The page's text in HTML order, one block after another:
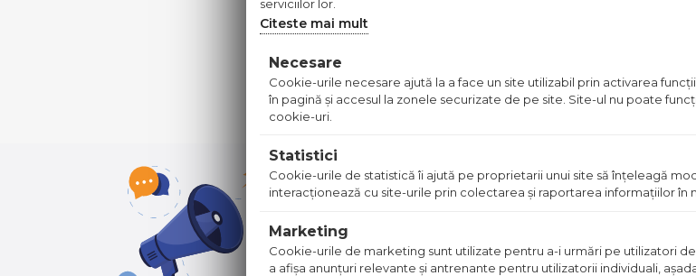
OPTISTEP 70X120CM
Vezi detalii Vezi
Fii primul care afla
serviciilor lor.
Citeste mai mult
Necesare
Cookie-urile necesare ajută la a face un site utilizabil prin activarea
în pagină şi accesul la zonele securizate de pe site. Site-ul nu poate
cookie-uri.
Statistici
Cookie-urile de statistică îi ajută pe proprietarii unui site să înţeleagă
interacţionează cu site-urile prin colectarea şi raportarea informaţiilor în
Marketing
Cookie-urile de marketing sunt utilizate pentru a-i urmări pe utilizatori
a afişa anunţuri relevante şi antrenante pentru utilizatorii individuali,